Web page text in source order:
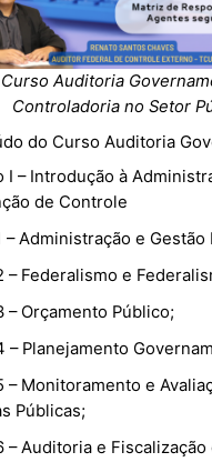
Curso Auditoria
Controladoria no Setor
do Curso Auditoria
I – Introdução à
de Controle
– Administração e Gestão
– Federalismo e
– Orçamento Público;
– Planejamento
– Monitoramento e
Públicas;
– Auditoria e Fiscalização